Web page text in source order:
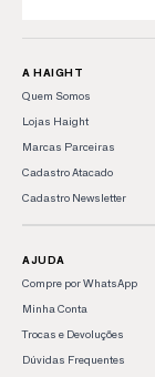
A HAIGHT
Quem Somos
Lojas Haight
Marcas Parceiras
Cadastro Atacado
Cadastro Newsletter
AJUDA
Compre por WhatsApp
Minha Conta
Trocas e Devoluções
Dúvidas Frequentes